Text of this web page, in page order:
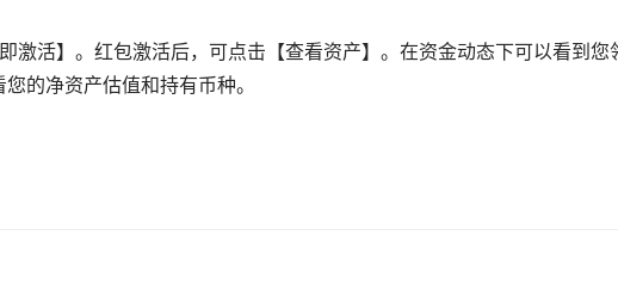
激活】。红包激活后，可点击【查看资产】。在资金动态下可以看到您
的净资产估值和持有币种。